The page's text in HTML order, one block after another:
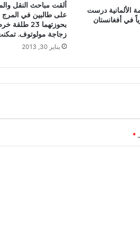
الألمانية درست
في أفغانستان
ألقت مباحث النقل
على طالبين في المرج
زجاجة مولوتوف.
يناير 30, 2013
*